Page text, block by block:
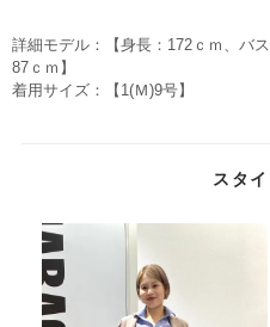
詳細モデル：【身長：172ｃｍ、バ
87ｃｍ】
着用サイズ：【1(Ｍ)9号】
スタ